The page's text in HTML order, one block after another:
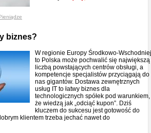
biznes?
W regionie Europy Środkowo-Wschodniej
to Polska może pochwalić się największą
liczbą powstających centrów obsługi, a
kompetencje specjalistów przyciągają do
nas gigantów. Dostawa zewnętrznych
usług IT to łatwy biznes dla
technologicznych spółek pod warunkiem,
że wiedzą jak „odciąć kupon”. Dziś
kluczem do sukcesu jest gotowość do
klientem trzeba jechać nawet do